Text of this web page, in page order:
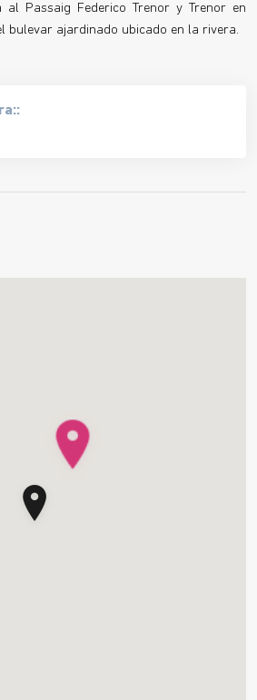
Passaig Federico Trenor y Trenor en
bulevar ajardinado ubicado en la rivera.